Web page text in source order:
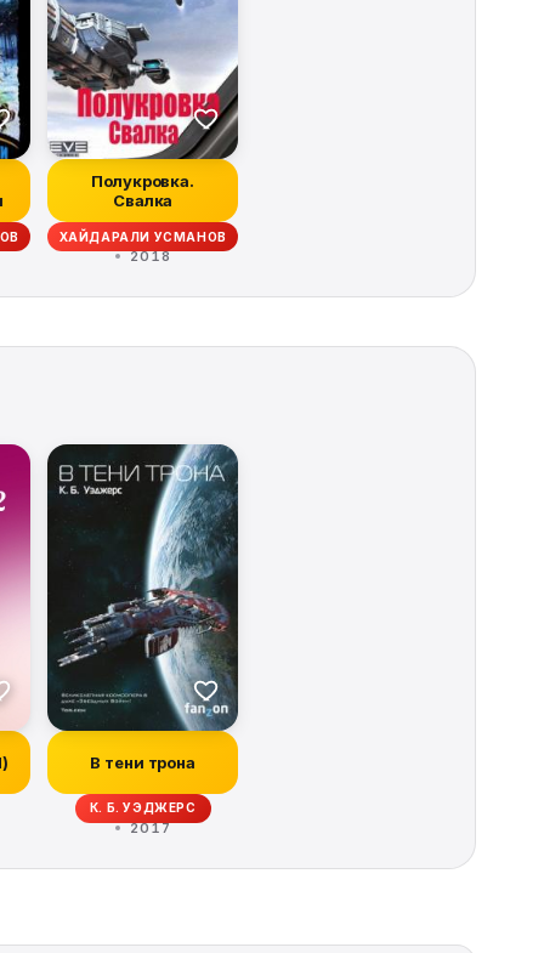
Полукровка.
Свалка
ХАЙДАРАЛИ УСМАНОВ
2018
ИВОНН НАВАРРО, КИТ ДЕ КАНДИДО, РЭЙ ГАРТОН, КРИСТОФЕР
В тени трона
К. Б. УЭДЖЕРС
2017